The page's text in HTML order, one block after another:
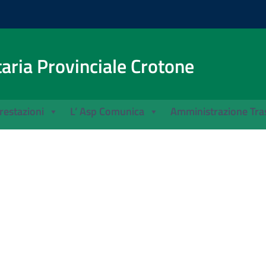
Provinciale Crotone
L’ Asp Comunica Amministrazione